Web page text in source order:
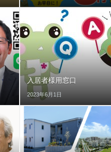
入居者様用窓口
2023年6月1日